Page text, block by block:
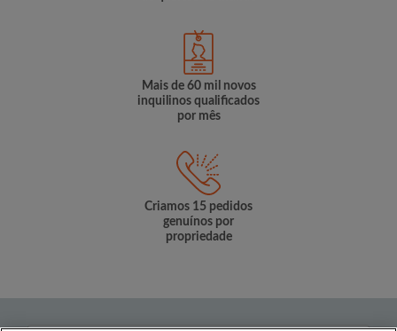
Mais de 60 mil novos
inquilinos qualificados
por mês
Criamos 15 pedidos
genuínos por
propriedade